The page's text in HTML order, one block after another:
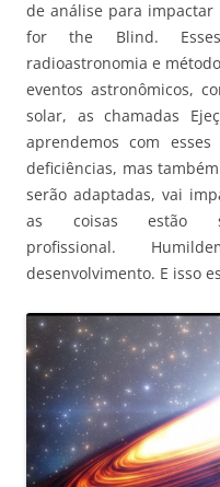
de análise para impactar
for the Blind.
radioastronomia e
eventos astronômicos,
solar, as chamadas
aprendemos com
deficiências, mas
serão adaptadas, vai
as coisas estão
profissional.
desenvolvimento. E isso